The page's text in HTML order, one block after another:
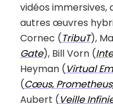
vidéos immersives,
autres œuvres
Cornec (TribuT),
Gate), Bill Vorn (
Heyman (Virtual
(Cœus,
Aubert (Veille